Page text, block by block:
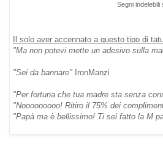
Segni indelebili
Il solo aver accennato a questo tipo di
"Ma non potevi mette un adesivo sulla
"Sei da bannare" IronManzi
"Per fortuna che tua madre sta senza
"Nooooooooo! Ritiro il 75% dei
"Papà ma è bellissimo! Ti sei fatto la M